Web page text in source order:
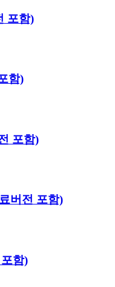
포함)
함)
포함)
버전 포함)
함)